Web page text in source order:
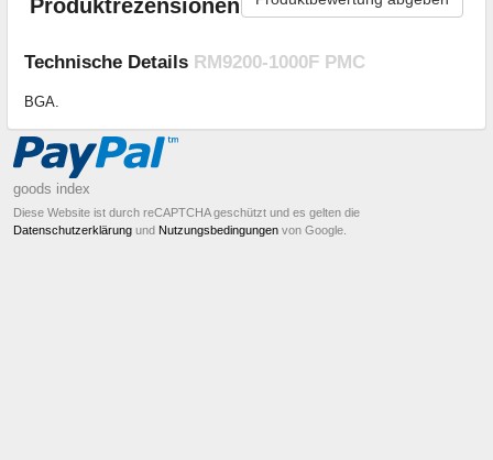
Produktrezensionen
Technische Details RM9200-1000F PMC
BGA.
goods index
Diese Website ist durch reCAPTCHA geschützt und es gelten die
Datenschutzerklärung und Nutzungsbedingungen von Google.